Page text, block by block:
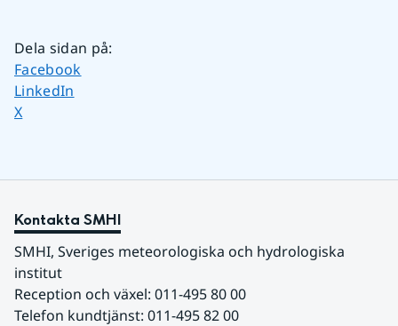
Dela sidan på:
Dela sidan på
Facebook
Dela sidan på
LinkedIn
Dela sidan på
X
Kontakta SMHI
SMHI, Sveriges meteorologiska och hydrologiska
institut
Reception och växel: 011-495 80 00
Telefon kundtjänst: 011-495 82 00